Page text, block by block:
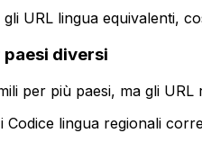
gli URL lingua equivalenti,
diversi
per più paesi, ma gli
Codice lingua regionali